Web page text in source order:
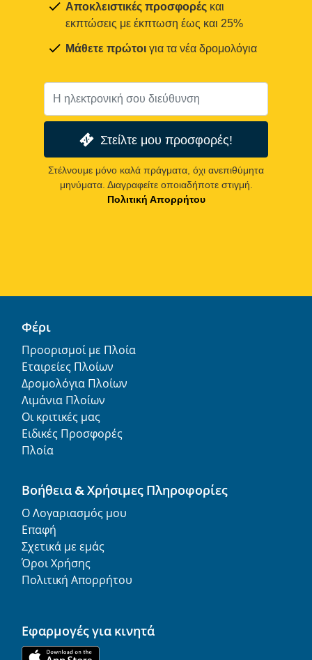
Αποκλειστικές προσφορές και
εκπτώσεις με έκπτωση έως και 25%
Μάθετε πρώτοι για τα νέα δρομολόγια
Στείλτε μου προσφορές!
Στέλνουμε μόνο καλά πράγματα, όχι ανεπιθύμητα
μηνύματα. Διαγραφείτε οποιαδήποτε στιγμή.
Πολιτική Απορρήτου
Φέρι
Προορισμοί με Πλοία
Εταιρείες Πλοίων
Δρομολόγια Πλοίων
Λιμάνια Πλοίων
Οι κριτικές μας
Ειδικές Προσφορές
Πλοία
Βοήθεια & Χρήσιμες Πληροφορίες
Ο Λογαριασμός μου
Επαφή
Σχετικά με εμάς
Όροι Χρήσης
Πολιτική Απορρήτου
Εφαρμογές για κινητά